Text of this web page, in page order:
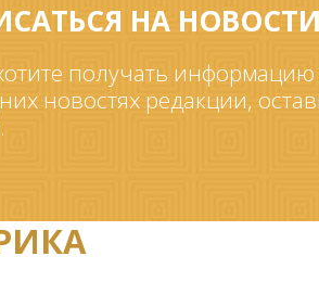
НА НОВОСТИ
получать
новостях редакции,